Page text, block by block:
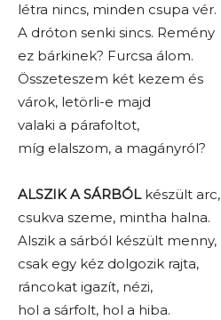
létra nincs, minden csupa vér.
A dróton senki sincs. Remény
ez bárkinek? Furcsa álom.
Összeteszem két kezem és
várok, letörli-e majd
valaki a párafoltot,
míg elalszom, a magányról?
ALSZIK A SÁRBÓLkészült arc,
csukva szeme, mintha halna.
Alszik a sárból készült menny,
csak egy kéz dolgozik rajta,
ráncokat igazít, nézi,
hol a sárfolt, hol a hiba.